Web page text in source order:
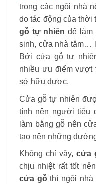
trong các ngôi nhà
do tác động của thời
gỗ tự nhiên để làm
sinh, cửa nhà tắm…
Bởi cửa gỗ tự
nhiều ưu điểm vượt
sở hữu được.
Cửa gỗ tự nhiên
tính nên người tiêu
làm bằng gỗ nên
tạo nên những
Không chỉ vậy, cửa
chịu nhiệt rất tốt
cửa gỗthì ngôi nhà